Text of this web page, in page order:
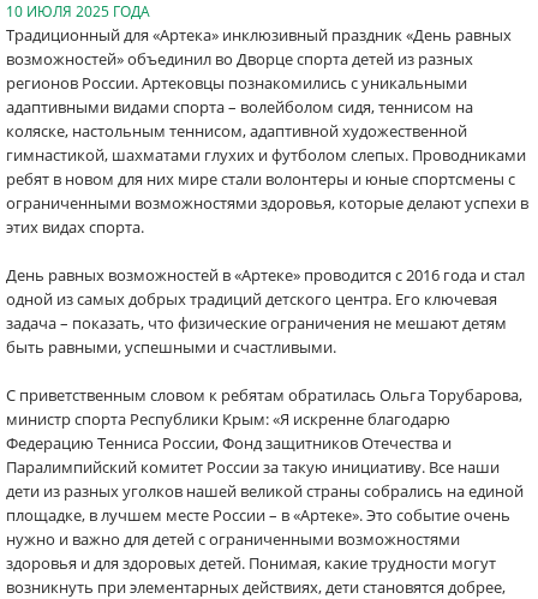
10 ИЮЛЯ 2025 ГОДА
Традиционный для «Артека» инклюзивный праздник «День равных
возможностей» объединил во Дворце спорта детей из разных
регионов России. Артековцы познакомились с уникальными
адаптивными видами спорта – волейболом сидя, теннисом на
коляске, настольным теннисом, адаптивной художественной
гимнастикой, шахматами глухих и футболом слепых. Проводниками
ребят в новом для них мире стали волонтеры и юные спортсмены с
ограниченными возможностями здоровья, которые делают успехи в
этих видах спорта.
День равных возможностей в «Артеке» проводится с 2016 года и стал
одной из самых добрых традиций детского центра. Его ключевая
задача – показать, что физические ограничения не мешают детям
быть равными, успешными и счастливыми.
С приветственным словом к ребятам обратилась Ольга Торубарова,
министр спорта Республики Крым: «Я искренне благодарю
Федерацию Тенниса России, Фонд защитников Отечества и
Паралимпийский комитет России за такую инициативу. Все наши
дети из разных уголков нашей великой страны собрались на единой
площадке, в лучшем месте России – в «Артеке». Это событие очень
нужно и важно для детей с ограниченными возможностями
здоровья и для здоровых детей. Понимая, какие трудности могут
возникнуть при элементарных действиях, дети становятся добрее,